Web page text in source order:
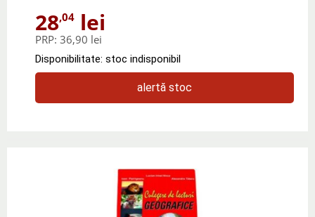
28,04 lei
PRP: 36,90 lei
Disponibilitate: stoc indisponibil
alertă stoc